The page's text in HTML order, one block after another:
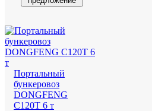
Портальный
бункеровоз
DONGFENG
C120T 6 т